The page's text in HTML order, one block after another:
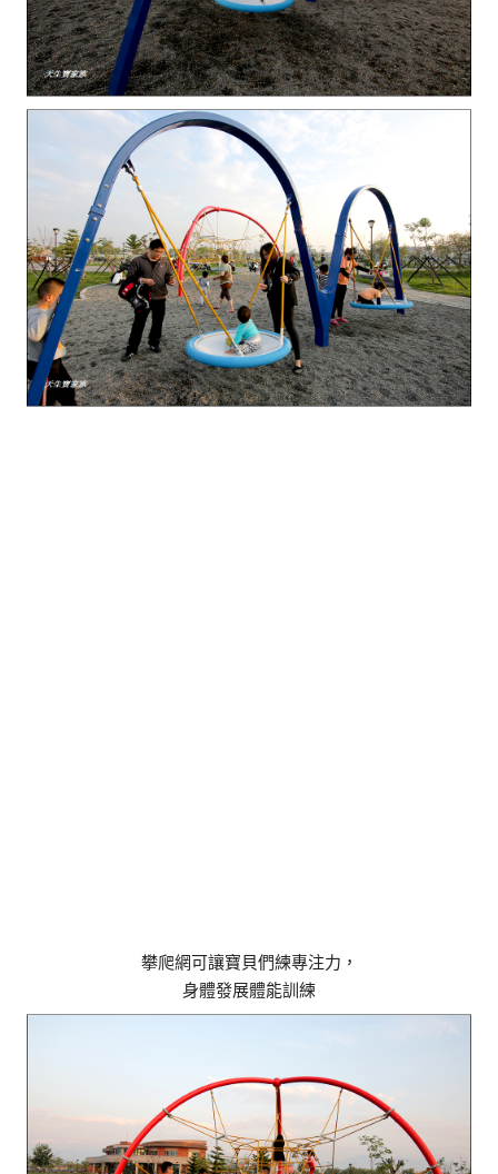
攀爬網可讓寶貝們練專注力，
身體發展體能訓練